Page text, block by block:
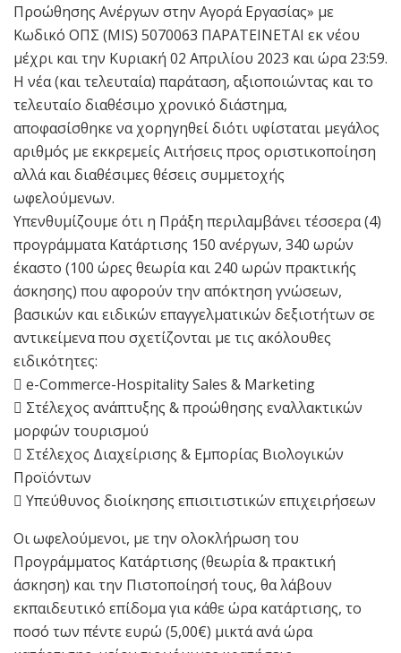
Προώθησης Ανέργων στην Αγορά Εργασίας» με
Κωδικό ΟΠΣ (MIS) 5070063 ΠΑΡΑΤΕΙΝΕΤΑΙ εκ νέου
μέχρι και την Κυριακή 02 Απριλίου 2023 και ώρα 23:59.
Η νέα (και τελευταία) παράταση, αξιοποιώντας και το
τελευταίο διαθέσιμο χρονικό διάστημα,
αποφασίσθηκε να χορηγηθεί διότι υφίσταται μεγάλος
αριθμός με εκκρεμείς Αιτήσεις προς οριστικοποίηση
αλλά και διαθέσιμες θέσεις συμμετοχής
ωφελούμενων.
Υπενθυμίζουμε ότι η Πράξη περιλαμβάνει τέσσερα (4)
προγράμματα Κατάρτισης 150 ανέργων, 340 ωρών
έκαστο (100 ώρες θεωρία και 240 ωρών πρακτικής
άσκησης) που αφορούν την απόκτηση γνώσεων,
βασικών και ειδικών επαγγελματικών δεξιοτήτων σε
αντικείμενα που σχετίζονται με τις ακόλουθες
ειδικότητες:
 e-Commerce-Hospitality Sales & Marketing
 Στέλεχος ανάπτυξης & προώθησης εναλλακτικών
μορφών τουρισμού
 Στέλεχος Διαχείρισης & Εμπορίας Βιολογικών
Προϊόντων
 Υπεύθυνος διοίκησης επισιτιστικών επιχειρήσεων
Οι ωφελούμενοι, με την ολοκλήρωση του
Προγράμματος Κατάρτισης (θεωρία & πρακτική
άσκηση) και την Πιστοποίησή τους, θα λάβουν
εκπαιδευτικό επίδομα για κάθε ώρα κατάρτισης, το
ποσό των πέντε ευρώ (5,00€) μικτά ανά ώρα